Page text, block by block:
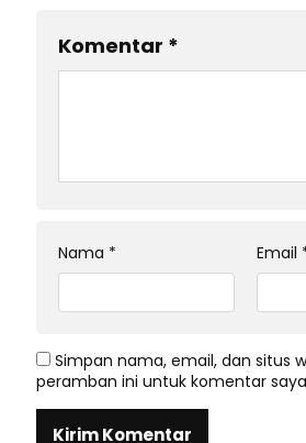
Komentar *
Nama * Email
Simpan nama, email, dan situs
peramban ini untuk komentar